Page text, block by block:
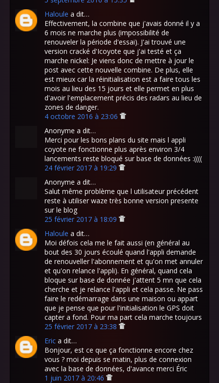
Haloule a dit…
Effectivement, la combine que j'avais donné il y a
6 mois ne marche plus (impossibilité de
renouveler la période d'essai). J'ai trouvé une
version cracké d'Icoyote que j'ai testé et ça
marche nickel: Je viens donc de mettre à jour le
post avec cette nouvelle combine. De plus, elle
est mieux car la réinitialisation est a faire tous les
mois au lieu des 15 jours et elle permet en plus
d'avoir l'emplacement précis des radars au lieu de
zones de danger.
4 octobre 2016 à 23:06
Anonyme a dit…
Merci pour les bons plans du site mais l appli
coyote ne fonctionne plus après environ 3/4
lancements reste bloqué sur base de données :((((
24 février 2017 à 19:29
Anonyme a dit…
Salut même problème que l utilisateur précédent
reste à utiliser waze très bonne version presente
sur le blog
25 février 2017 à 18:09
Haloule a dit…
Moi défois cela me le fait aussi (en général au
bout des 30 jours écoulé quand l'appli demande
de renouveller l'abonnement et qu'on met annuler
et qu'on relance l'appli). En général, quand cela
bloque sur base de donnée j'attent 5 mn que cela
cherche et je relance l'appli et cela passe. Ne pass
faire le redémarrage dans une maison ou appart
que je pense que pour l'initialisation le GPS doit
capter a fond. Pour ma part cela marche toujours
25 février 2017 à 23:38
Eric a dit…
Bonjour, est ce que ça fonctionne encore chez
vous ? moi depuis se matin, plus de connexion
avec la base de données, d'avance merci Éric
1 juin 2017 à 20:46